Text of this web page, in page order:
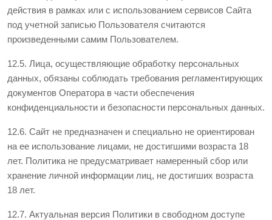
действия в рамках или с использованием сервисов Сайта
под учетной записью Пользователя считаются
произведенными самим Пользователем.
12.5. Лица, осуществляющие обработку персональных
данных, обязаны соблюдать требования регламентирующих
документов Оператора в части обеспечения
конфиденциальности и безопасности персональных данных.
12.6. Сайт не предназначен и специально не ориентирован
на ее использование лицами, не достигшими возраста 18
лет. Политика не предусматривает намеренный сбор или
хранение личной информации лиц, не достигших возраста
18 лет.
12.7. Актуальная версия Политики в свободном доступе